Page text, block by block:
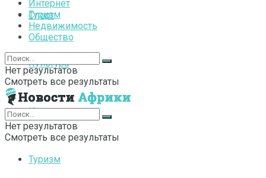
Спорт
Культура
Интернет
Туризм
Интернет
Туризм
Недвижимость
Общество
Нет результатов
Смотреть все результаты
Нет результатов
Смотреть все результаты